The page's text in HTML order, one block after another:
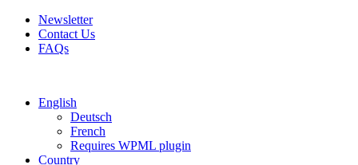
Newsletter
Contact Us
FAQs
English
Deutsch
French
Requires WPML plugin
Country